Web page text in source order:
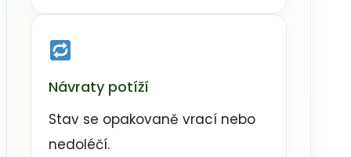
Návraty potíží
Stav se opakovaně vrací nebo
nedoléčí.